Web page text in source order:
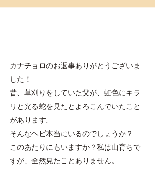
カナチョロのお返事ありがとうございま
した！
昔、草刈りをしていた父が、虹色にキラ
リと光る蛇を見たとよろこんでいたこと
があります。
そんなヘビ本当にいるのでしょうか？
このあたりにもいますか？私は山育ちで
すが、全然見たことありません。